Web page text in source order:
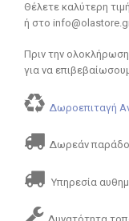
Θέλετε καλύτερη
ή στο
Πριν την
για να
Δωροεπιταγή
Δωρεάν
Υπηρεσία